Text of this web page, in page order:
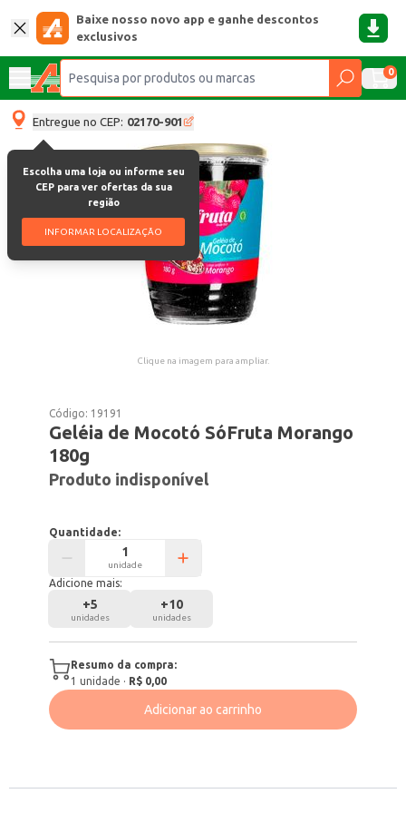
Baixe nosso novo app e ganhe descontos
exclusivos
0
Entregue no CEP: 02170-901
Escolha uma loja ou informe seu
CEP para ver ofertas da sua
região
INFORMAR LOCALIZAÇÃO
Clique na imagem para ampliar.
Código: 19191
Geléia de Mocotó SóFruta Morango
180g
Produto indisponível
Quantidade:
unidade
Adicione mais:
+5
unidades
+10
unidades
Resumo da compra:
1 unidade · R$ 0,00
Adicionar ao carrinho